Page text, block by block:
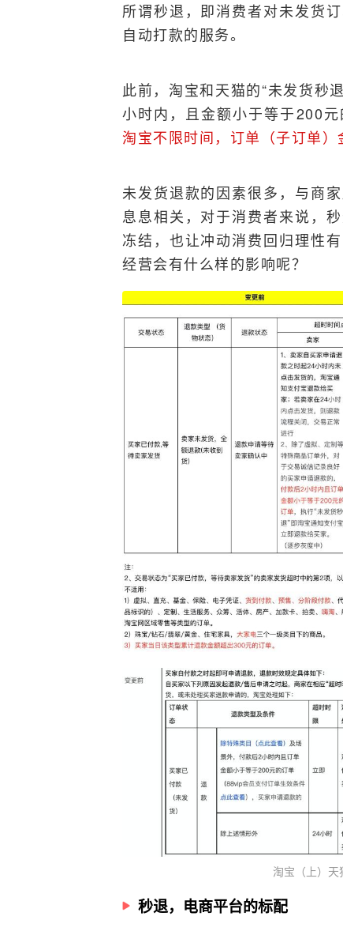
所谓秒退，即消费者对未发货
自动打款的服务。
此前，淘宝和天猫的“未发货秒
小时内，且金额小于等于200元
淘宝不限时间，订单（子订单）
未发货退款的因素很多，与商
息息相关，对于消费者来说，
冻结，也让冲动消费回归理性
经营会有什么样的影响呢？
淘宝（上）
秒退，电商平台的标配